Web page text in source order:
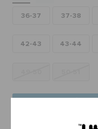
36-37 37-38
42-43 43-44